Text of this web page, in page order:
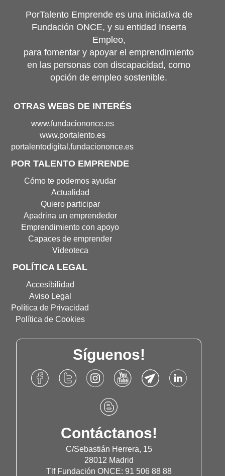
PorTalento Emprende es una iniciativa de
Fundación ONCE, y su entidad Inserta
Empleo,
para fomentar y apoyar el emprendimiento
en las personas con discapacidad, como
opción de empleo sostenible.
OTRAS WEBS DE INTERÉS
Portal
de
Fundación
en
nueva
ventana)
www.fundaciononce.es
Portal
de
en
nueva
ventana)
www.portalento.es
Portal
Portalento
Digital(Abre
ventana
portalentodigital.fundaciononce.es
POR TALENTO EMPRENDE
Cómo te podemos ayudar
Actualidad
Quiero participar
Apadrina un emprendedor
Emprendimiento con apoyo
Capaces de emprender
Videoteca
POLÍTICA LEGAL
Accesibilidad
Aviso Legal
Política de Privacidad
Política de Cookies
Síguenos!
Accede
al
Accede
al
Once
Accede
al
Instagram
Once
Accede
al
de
de
Fundación
Once
Accede
al
de
Fundación
Once
Accede
al
Accede
al
Blog
de
Fundación
Once
Contáctanos!
C/Sebastián Herrera, 15
28012 Madrid
Tlf Fundación ONCE: 91 506 88 88